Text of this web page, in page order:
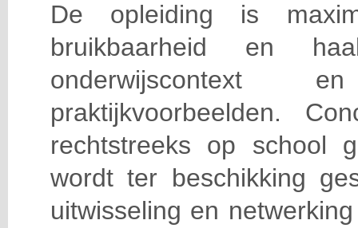
De opleiding is
bruikbaarheid en
praktijkvoorbeelden.
rechtstreeks op school
wordt ter beschikking
uitwisseling en